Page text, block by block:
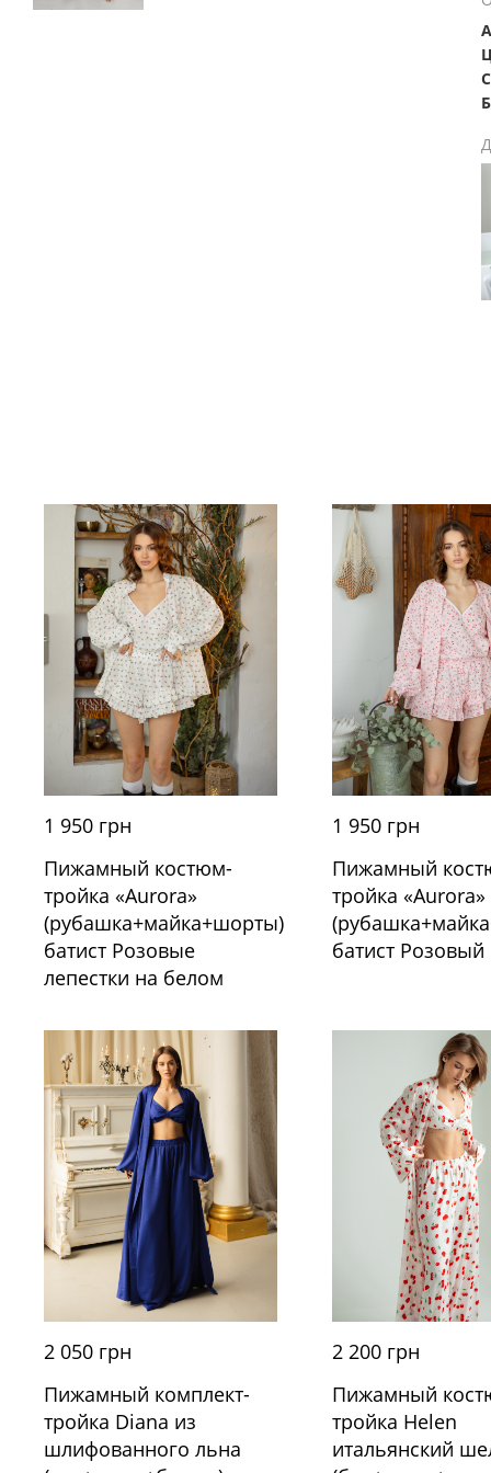
1 950 грн
Пижамный костюм-
тройка «Aurora»
(рубашка+майка+шорты)
батист Розовые
лепестки на белом
1 950 грн
Пижамный
тройка «Aurora»
батист Розовый
2 050 грн
Пижамный комплект-
тройка Diana из
шлифованного льна
2 200 грн
Пижамный
тройка Helen
итальянский